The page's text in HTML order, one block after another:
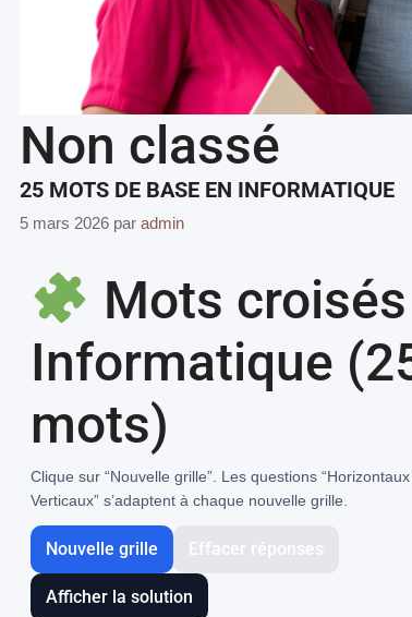
Non classé
25 MOTS DE BASE EN INFORMATIQUE
5 mars 2026 par admin
Mots
Informatique
mots)
Clique sur “Nouvelle grille”. Les questions
Verticaux” s’adaptent à chaque nouvelle grille.
Nouvelle grille Effacer réponses
Afficher la solution